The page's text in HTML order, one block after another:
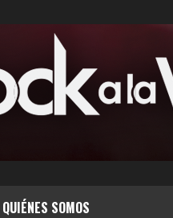
QUIÉNES SOMOS